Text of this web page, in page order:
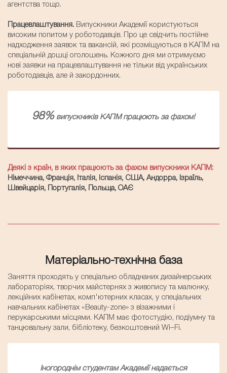
агентства тощо.
Працевлаштування. Випускники Академії користуються
високим попитом у роботодавців. Про це свідчить постійне
надходження заявок та вакансій, які розміщуються в КАПМ на
спеціальній дошці оголошень. Кожного дня ми отримуємо
нові заявки на працевлаштування не тільки від українських
роботодавців, але й закордонних.
98%випускників КАПМ працюють за фахом!
Деякі з країн, в яких працюють за фахом випускники КАПМ:
Німеччина, Франція, Італія, Іспанія, США, Андорра, Ізраїль,
Швейцарія, Португалія, Польща, ОАЄ
Матеріально-технічна база
Заняття проходять у спеціально обладнаних дизайнерських
лабораторіях, творчих майстернях з живопису та малюнку,
лекційних кабінетах, комп'ютерних класах, у спеціальних
навчальних кабінетах «Beauty-zone» з візажними і
перукарськими місцями. КАПМ має фотостудію, подіумну та
танцювальну зали, бібліотеку, безкоштовний Wi–Fi.
Iногороднім студентам Академії надається